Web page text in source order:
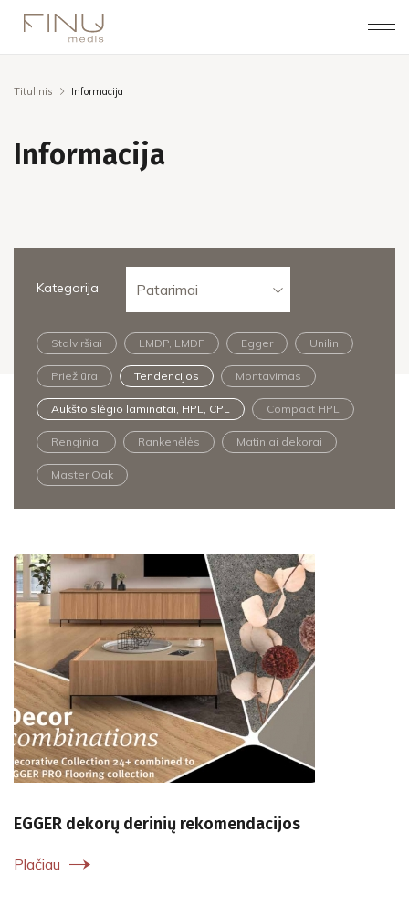
Titulinis Informacija
Informacija
Kategorija Patarimai
Stalviršiai LMDP, LMDF Egger Unilin
Priežiūra Tendencijos Montavimas
Aukšto slėgio laminatai, HPL, CPL Compact HPL
Renginiai Rankenėlės Matiniai dekorai
Master Oak
EGGER dekorų derinių rekomendacijos
Plačiau